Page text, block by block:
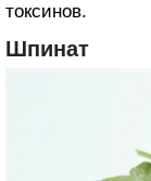
токсинов.
Шпинат